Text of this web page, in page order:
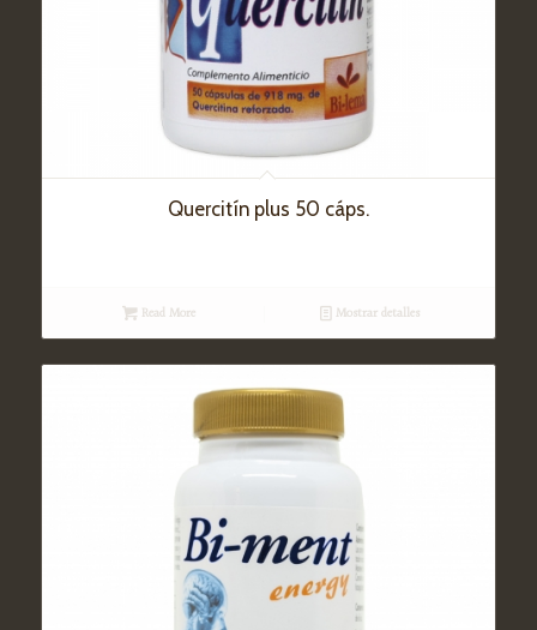
Quercitín plus 50 cáps.
Read More Mostrar detalles